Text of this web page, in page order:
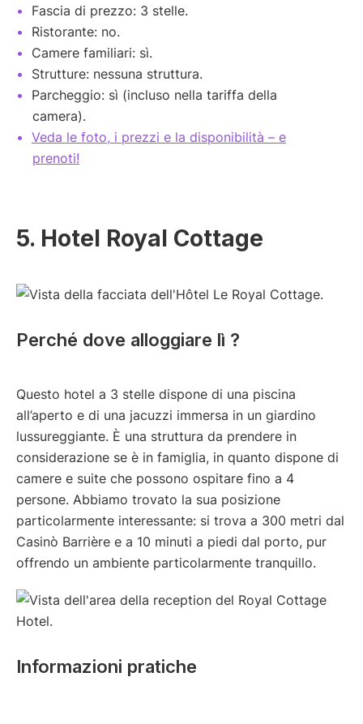
Fascia di prezzo: 3 stelle.
Ristorante: no.
Camere familiari: sì.
Strutture: nessuna struttura.
Parcheggio: sì (incluso nella tariffa della
camera).
Veda le foto, i prezzi e la disponibilità – e
prenoti!
5. Hotel Royal Cottage
Perché dove alloggiare lì ?
Questo hotel a 3 stelle dispone di una piscina
all’aperto e di una jacuzzi immersa in un giardino
lussureggiante. È una struttura da prendere in
considerazione se è in famiglia, in quanto dispone di
camere e suite che possono ospitare fino a 4
persone. Abbiamo trovato la sua posizione
particolarmente interessante: si trova a 300 metri dal
Casinò Barrière e a 10 minuti a piedi dal porto, pur
offrendo un ambiente particolarmente tranquillo.
Informazioni pratiche